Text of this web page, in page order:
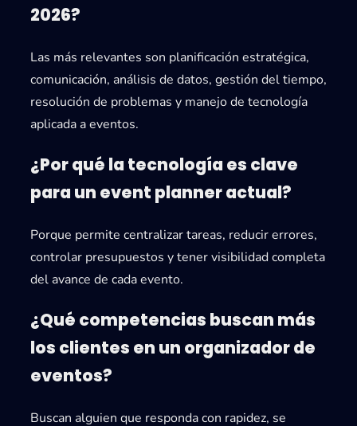
2026?
Las más relevantes son planificación estratégica,
comunicación, análisis de datos, gestión del tiempo,
resolución de problemas y manejo de tecnología
aplicada a eventos.
¿Por qué la tecnología es clave
para un event planner actual?
Porque permite centralizar tareas, reducir errores,
controlar presupuestos y tener visibilidad completa
del avance de cada evento.
¿Qué competencias buscan más
los clientes en un organizador de
eventos?
Buscan alguien que responda con rapidez, se